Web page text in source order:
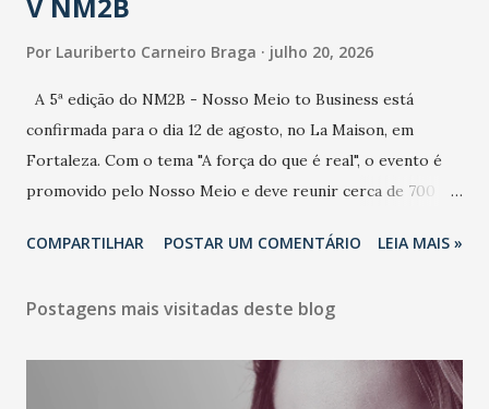
V NM2B
Por Lauriberto Carneiro Braga julho 20, 2026
A 5ª edição do NM2B - Nosso Meio to Business está
confirmada para o dia 12 de agosto, no La Maison, em
Fortaleza. Com o tema "A força do que é real", o evento é
promovido pelo Nosso Meio e deve reunir cerca de 700
e lideranças do Mercado Nacional. Desde 2022, o NM2B
de negócios do Nordeste, reunindo profissionais de marcas
LinkedIn, VISA, Grupo 3corações, TikTok e M. Dias Branco.
A nova edição chega em um momento em que autenticidade
COMPARTILHAR POSTAR UM COMENTÁRIO LEIA MAIS »
Postagens mais visitadas deste blog